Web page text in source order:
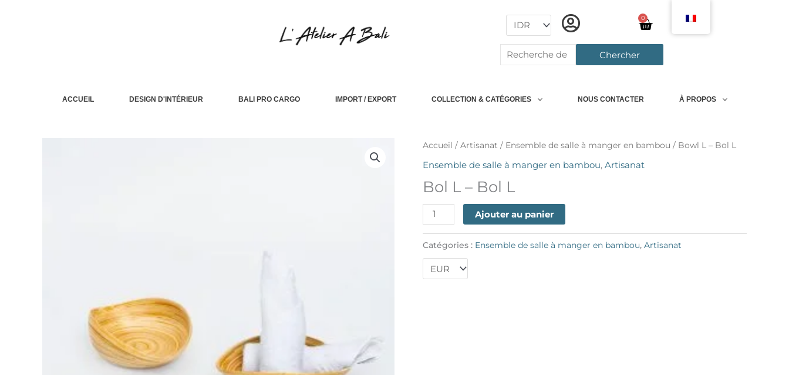
0
Chariot
Rechercher: Chercher
ACCUEIL DESIGN D'INTÉRIEUR BALI PRO CARGO IMPORT / EXPORT COLLECTION & CATÉGORIES NOUS CONTACTER À PROPOS
Accueil / Artisanat / Ensemble de salle à manger en bambou / Bowl L – Bol L
Ensemble de salle à manger en bambou, Artisanat
Bol L – Bol L
quantité
L
Bol
Ajouter au panier
Catégories : Ensemble de salle à manger en bambou, Artisanat